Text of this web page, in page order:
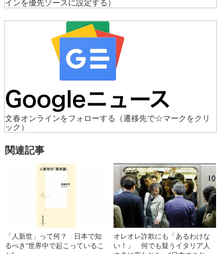
インを優先ソースに設定する）
文春オンラインをフォローする
（遷移先で☆マークをクリ
ック）
関連記事
「人新世」って何？ 日本で知
るべき“世界中で起こっているこ
オレオレ詐欺にも「あるわけな
い！」 何でも疑うイタリア人